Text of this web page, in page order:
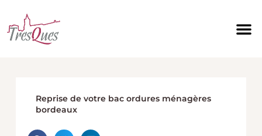
contenu
Reprise de votre bac ordures ménagères
bordeaux